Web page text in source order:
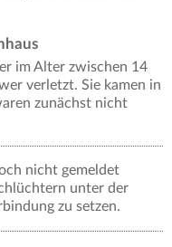
im Alter zwischen 14
verletzt. Sie kamen in
zunächst nicht
nicht gemeldet
unter der
zu setzen.